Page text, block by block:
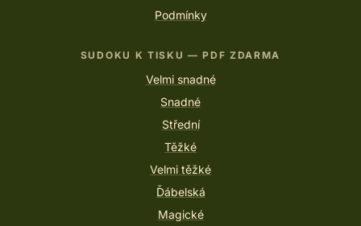
Podmínky
SUDOKU K TISKU — PDF ZDARMA
Velmi snadné
Snadné
Střední
Těžké
Velmi těžké
Ďábelská
Magické